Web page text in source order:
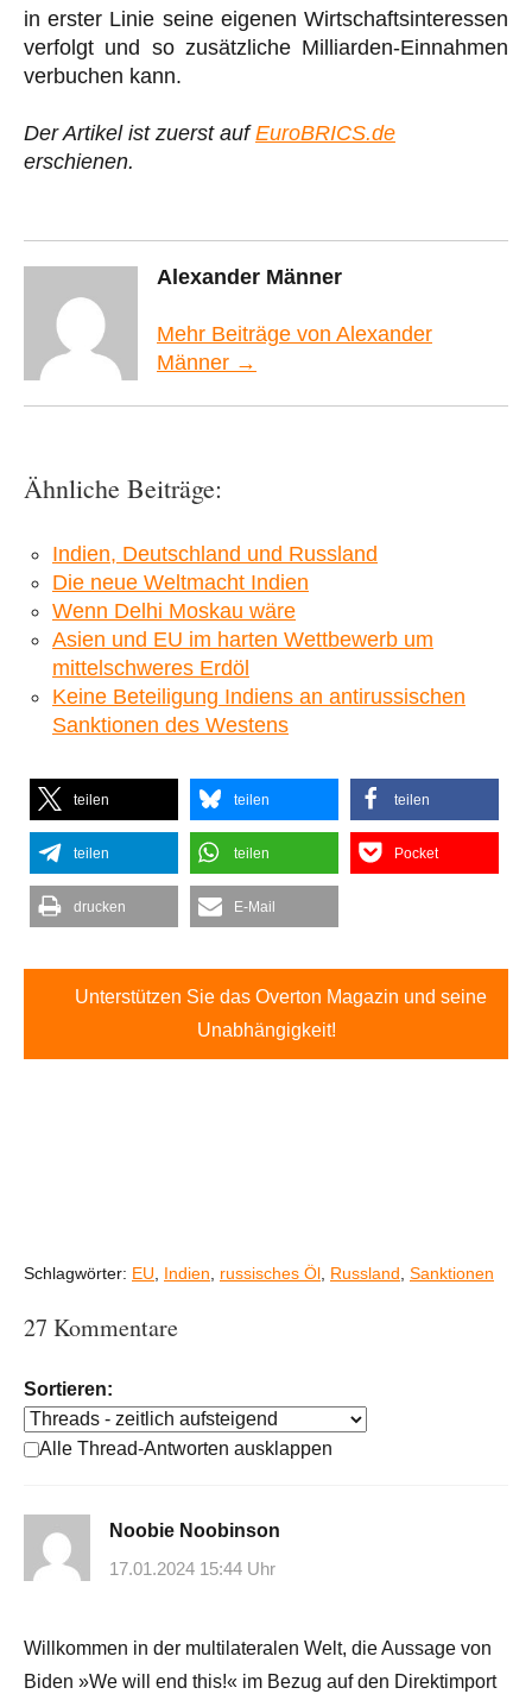
in erster Linie seine eigenen Wirtschaftsinteressen
verfolgt und so zusätzliche Milliarden-Einnahmen
verbuchen kann.
Der Artikel ist zuerst aufEuroBRICS.de
erschienen.
Alexander Männer
Mehr Beiträge von Alexander
Männer →
Ähnliche Beiträge:
Indien, Deutschland und Russland
Die neue Weltmacht Indien
Wenn Delhi Moskau wäre
Asien und EU im harten Wettbewerb um
mittelschweres Erdöl
Keine Beteiligung Indiens an antirussischen
Sanktionen des Westens
teilen teilen teilen
teilen teilen Pocket
drucken E-Mail
Unterstützen Sie das Overton Magazin und seine
Unabhängigkeit!
Schlagwörter: EU, Indien, russisches Öl, Russland, Sanktionen
27 Kommentare
Sortieren:
Alle Thread-Antworten ausklappen
Noobie Noobinson
17.01.2024 15:44 Uhr
Willkommen in der multilateralen Welt, die Aussage von
Biden »We will end this!« im Bezug auf den Direktimport